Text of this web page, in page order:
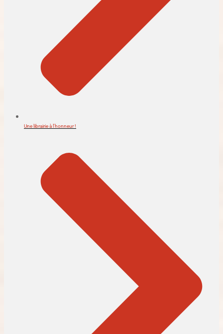
Une librairie à l'honneur !